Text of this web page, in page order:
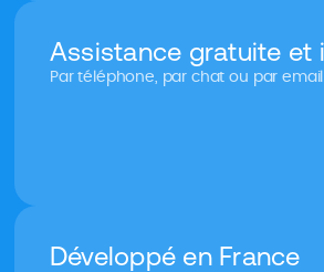
Assistance gratuite et
Par téléphone, par chat ou par email
Développé en France